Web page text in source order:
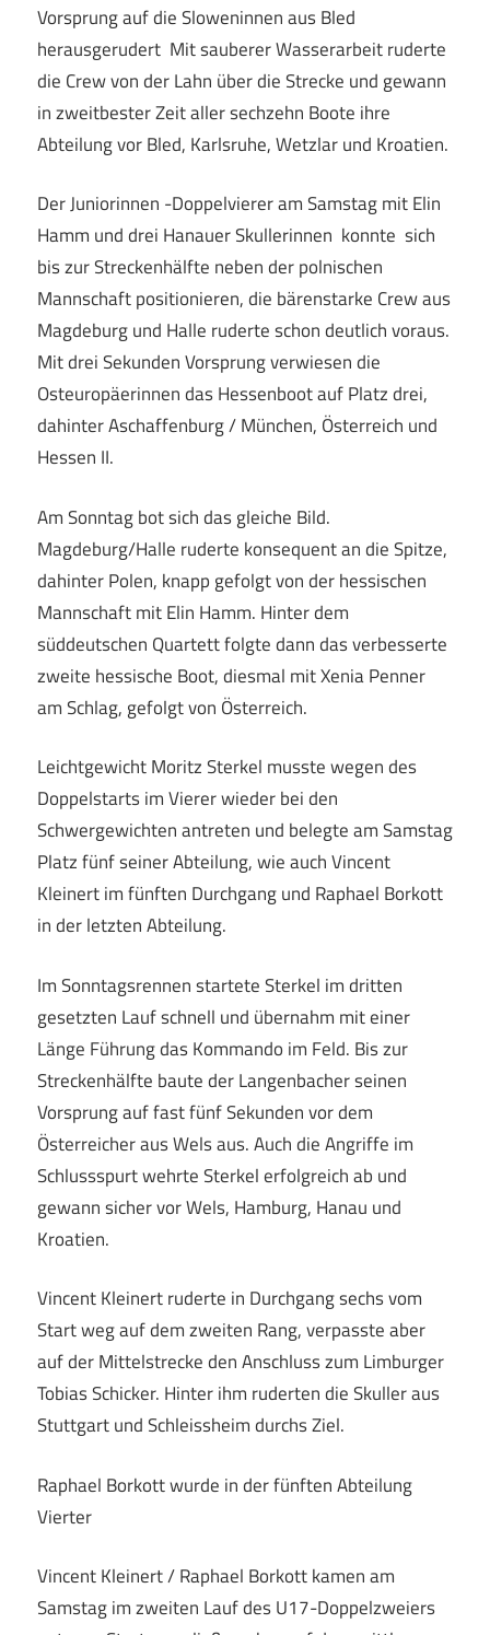
Vorsprung auf die Sloweninnen aus Bled
herausgerudert Mit sauberer Wasserarbeit ruderte
die Crew von der Lahn über die Strecke und gewann
in zweitbester Zeit aller sechzehn Boote ihre
Abteilung vor Bled, Karlsruhe, Wetzlar und Kroatien.
Der Juniorinnen -Doppelvierer am Samstag mit Elin
Hamm und drei Hanauer Skullerinnen konnte sich
bis zur Streckenhälfte neben der polnischen
Mannschaft positionieren, die bärenstarke Crew aus
Magdeburg und Halle ruderte schon deutlich voraus.
Mit drei Sekunden Vorsprung verwiesen die
Osteuropäerinnen das Hessenboot auf Platz drei,
dahinter Aschaffenburg / München, Österreich und
Hessen II.
Am Sonntag bot sich das gleiche Bild.
Magdeburg/Halle ruderte konsequent an die Spitze,
dahinter Polen, knapp gefolgt von der hessischen
Mannschaft mit Elin Hamm. Hinter dem
süddeutschen Quartett folgte dann das verbesserte
zweite hessische Boot, diesmal mit Xenia Penner
am Schlag, gefolgt von Österreich.
Leichtgewicht Moritz Sterkel musste wegen des
Doppelstarts im Vierer wieder bei den
Schwergewichten antreten und belegte am Samstag
Platz fünf seiner Abteilung, wie auch Vincent
Kleinert im fünften Durchgang und Raphael Borkott
in der letzten Abteilung.
Im Sonntagsrennen startete Sterkel im dritten
gesetzten Lauf schnell und übernahm mit einer
Länge Führung das Kommando im Feld. Bis zur
Streckenhälfte baute der Langenbacher seinen
Vorsprung auf fast fünf Sekunden vor dem
Österreicher aus Wels aus. Auch die Angriffe im
Schlussspurt wehrte Sterkel erfolgreich ab und
gewann sicher vor Wels, Hamburg, Hanau und
Kroatien.
Vincent Kleinert ruderte in Durchgang sechs vom
Start weg auf dem zweiten Rang, verpasste aber
auf der Mittelstrecke den Anschluss zum Limburger
Tobias Schicker. Hinter ihm ruderten die Skuller aus
Stuttgart und Schleissheim durchs Ziel.
Raphael Borkott wurde in der fünften Abteilung
Vierter
Vincent Kleinert / Raphael Borkott kamen am
Samstag im zweiten Lauf des U17-Doppelzweiers